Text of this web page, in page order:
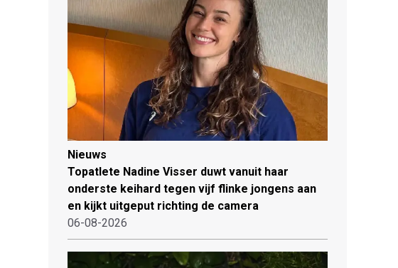
Nieuws
Topatlete Nadine Visser duwt vanuit haar
onderste keihard tegen vijf flinke jongens aan
en kijkt uitgeput richting de camera
06-08-2026